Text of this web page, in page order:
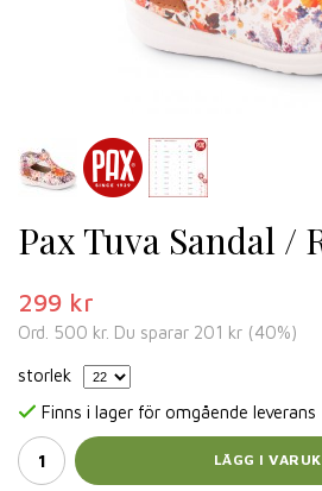
Pax Tuva Sandal /
299 kr
Ord. 500 kr. Du sparar 201 kr (40%)
storlek
Finns i lager för omgående leverans
LÄGG I